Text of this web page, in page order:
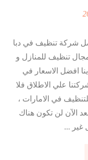
شركة تنظيف في دبا
تنظيف للمنازل و
افضل الاسعار في
علي الاطلاق فلا
في الامارات ،
الآن لن تكون هناك
غير ...